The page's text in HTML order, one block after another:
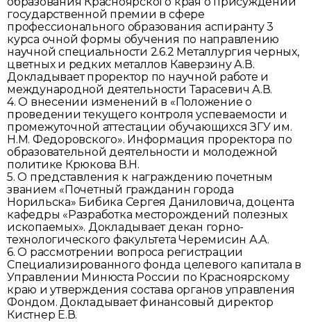
государственной премии в сфере
профессионального образования аспиранту 3
курса очной формы обучения по направлению
научной специальности 2.6.2 Металлургия черных,
цветных и редких металлов Каверзину А.В.
Докладывает проректор по научной работе и
международной деятельности Тарасевич А.В.
4. О внесении изменений в «Положение о
проведении текущего контроля успеваемости и
промежуточной аттестации обучающихся ЗГУ им.
Н.М. Федоровского». Информация проректора по
образовательной деятельности и молодежной
политике Крюкова В.Н.
5. О представления к награждению почетным
званием «Почетный гражданин города
Норильска» Бибика Сергея Даниловича, доцента
кафедры «Разработка месторождений полезных
ископаемых». Докладывает декан горно-
технологического факультета Черемисин А.А.
6. О рассмотрении вопроса регистрации
Специализированного фонда целевого капитала в
Управлении Минюста России по Красноярскому
краю и утверждения состава органов управления
Фондом. Докладывает финансовый директор
Кистнер Е.В.